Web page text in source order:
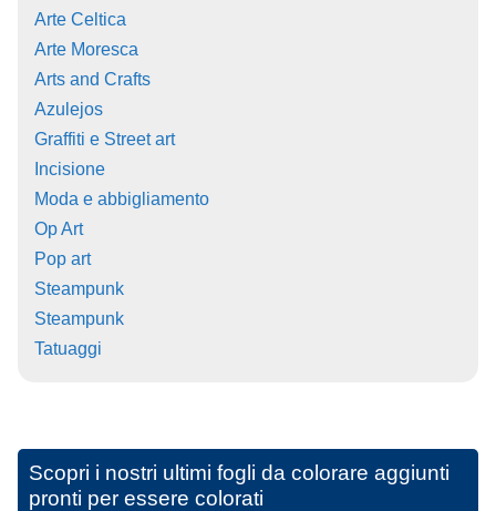
Arte Celtica
Arte Moresca
Arts and Crafts
Azulejos
Graffiti e Street art
Incisione
Moda e abbigliamento
Op Art
Pop art
Steampunk
Steampunk
Tatuaggi
Scopri i nostri ultimi fogli da colorare aggiunti
pronti per essere colorati